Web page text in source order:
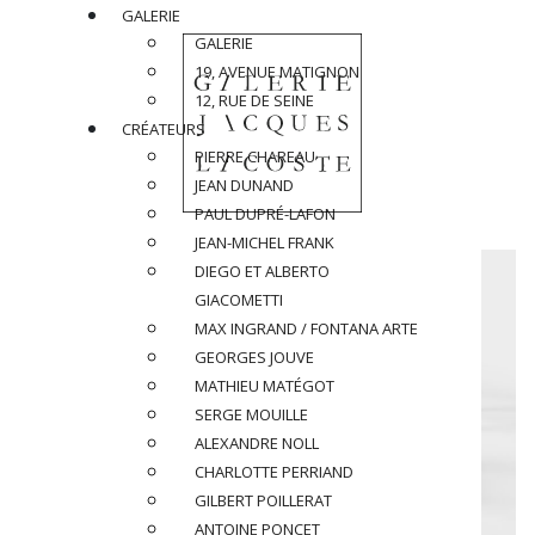
GALERIE
GALERIE
19, AVENUE MATIGNON
12, RUE DE SEINE
CRÉATEURS
PIERRE CHAREAU
JEAN DUNAND
PAUL DUPRÉ-LAFON
JEAN-MICHEL FRANK
DIEGO ET ALBERTO
GIACOMETTI
MAX INGRAND / FONTANA ARTE
GEORGES JOUVE
MATHIEU MATÉGOT
SERGE MOUILLE
ALEXANDRE NOLL
CHARLOTTE PERRIAND
GILBERT POILLERAT
ANTOINE PONCET